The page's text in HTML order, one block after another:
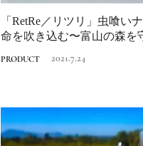
「RetRe／リツリ」虫喰い
命を吹き込む〜富山の森を
PRODUCT 2021.7.24